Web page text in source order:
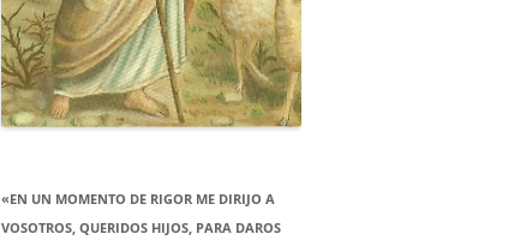
«EN UN MOMENTO DE RIGOR ME DIRIJO A
VOSOTROS, QUERIDOS HIJOS, PARA DAROS